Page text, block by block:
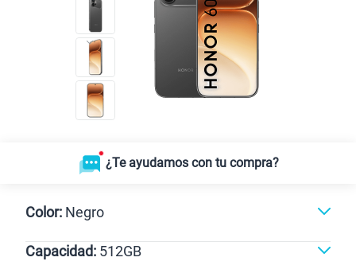
¿Te ayudamos con tu compra?
Color: Negro
Naranja
Capacidad: 512GB